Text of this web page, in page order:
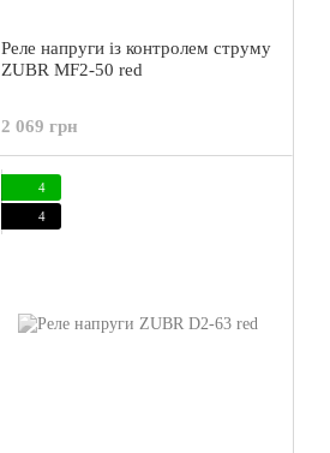
Реле напруги із контролем струму
ZUBR MF2-50 red
2 069 грн
4
4